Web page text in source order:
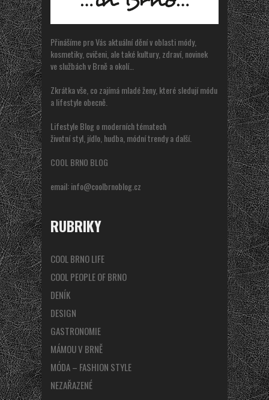
Přinášíme pro Vás aktuální dění v oblasti módy,
kosmetiky, cvičeni, ale také kultury, zdraví, novinek
ve službách v Brně a okolí…
Zkrátka vše, co zajímá mladé ženy, které sledují módu
a lifestyle obecně.
Lifestyle Blog o moderních tématech
životní styl, jídlo, hudba, módní trendy a další.
COOL BRNO BLOG
email:info@coolbrnoblog.cz
RUBRIKY
COOL BRNO LIFE
COOL PEOPLE OF BRNO
DENÍK
DESIGN
GASTRONOMIE
MÁMOU V BRNĚ
MÓDA – FASHION STYLE
NEZAŘAZENÉ